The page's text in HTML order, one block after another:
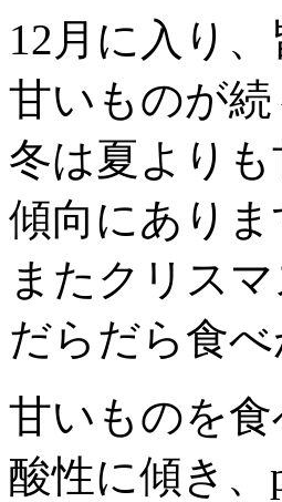
12月に入り
甘いものが続
冬は夏より
傾向にありま
またクリス
だらだら食
甘いものを
酸性に傾き